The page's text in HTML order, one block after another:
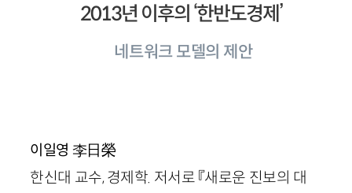
2013년 이후의 ‘한반도경제’
네트워크 모델의 제안
이일영 李日榮
한신대 교수, 경제학. 저서로 『새로운 진보의 대